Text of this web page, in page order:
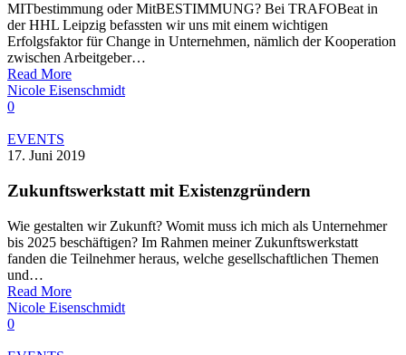
MITbestimmung oder MitBESTIMMUNG? Bei TRAFOBeat in
der HHL Leipzig befassten wir uns mit einem wichtigen
Erfolgsfaktor für Change in Unternehmen, nämlich der Kooperation
zwischen Arbeitgeber…
Read More
Nicole Eisenschmidt
0
EVENTS
17. Juni 2019
Zukunftswerkstatt mit Existenzgründern
Wie gestalten wir Zukunft? Womit muss ich mich als Unternehmer
bis 2025 beschäftigen? Im Rahmen meiner Zukunftswerkstatt
fanden die Teilnehmer heraus, welche gesellschaftlichen Themen
und…
Read More
Nicole Eisenschmidt
0